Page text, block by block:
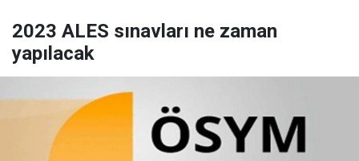
2023 ALES sınavları ne zaman
yapılacak